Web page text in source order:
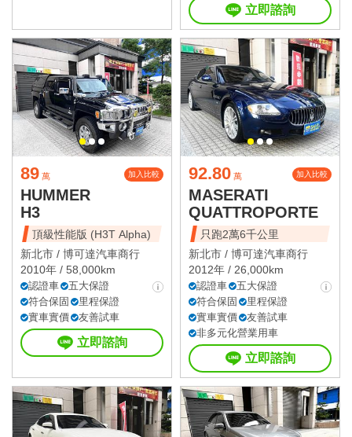
立即諮詢
89 萬 加入比較
HUMMER
H3
頂級性能版 (H3T Alpha)
新北市 / 博可達汽車商行
2010年 / 58,000km
認證車
五大保證
符合保固
里程保證
實車實價
友善試車
立即諮詢
92.80 萬 加入比較
MASERATI
QUATTROPORTE
只跑2萬6千公里
新北市 / 博可達汽車商行
2012年 / 26,000km
認證車
五大保證
符合保固
里程保證
實車實價
友善試車
非多元化營業用車
立即諮詢